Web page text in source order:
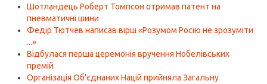
Шотландець Роберт Томпсон отримав патент на
пневматичні шини
Федір Тютчев написав вірш «Розумом Росію не зрозуміти
...»
Відбулася перша церемонія вручення Нобелівських
премій
Організація Об'єднаних Націй прийняла Загальну